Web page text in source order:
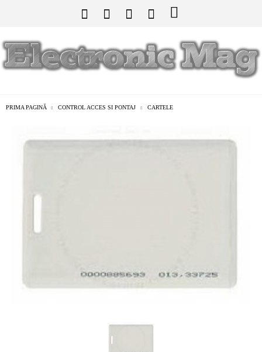
PRIMA PAGINĂ CONTROL ACCES SI PONTAJ CARTELE